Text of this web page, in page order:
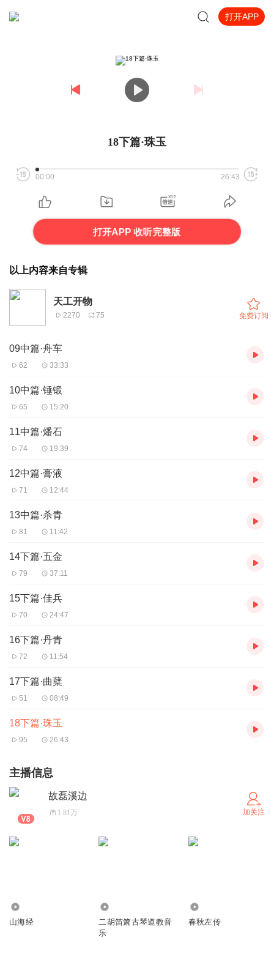
打开APP
18下篇·珠玉
00:00 26:43
打开APP 收听完整版
以上内容来自专辑
天工开物
2270 75 免费订阅
09中篇·舟车
62 33:33
10中篇·锤锻
65 15:20
11中篇·燔石
74 19:39
12中篇·膏液
71 12:44
13中篇·杀青
81 11:42
14下篇·五金
79 37:11
15下篇·佳兵
70 24:47
16下篇·丹青
72 11:54
17下篇·曲蘖
51 08:49
18下篇·珠玉
95 26:43
主播信息
故磊溪边
1.81万 加关注
山海经
二胡笛箫古琴道教音
乐
春秋左传